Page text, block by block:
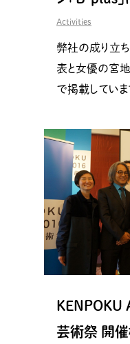
Activities
弊社の成り立
表と女優の宮
で掲載していま
KENPOKU
芸術祭 開